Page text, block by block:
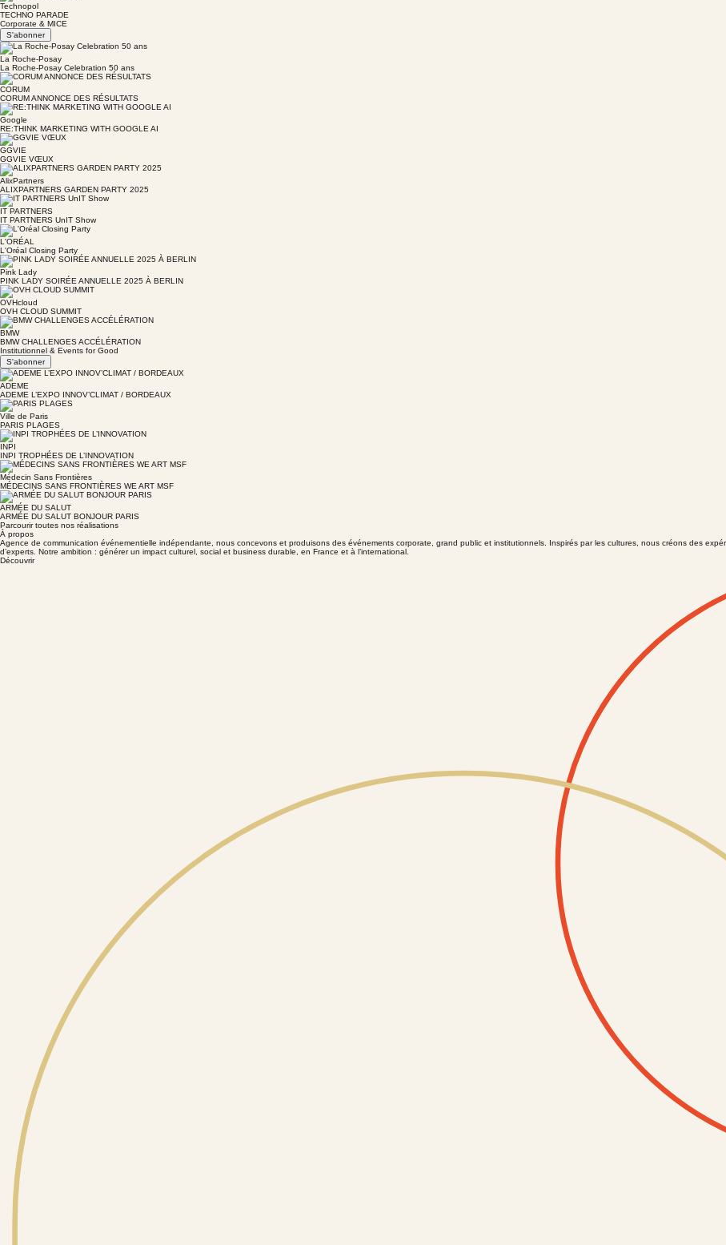
Technopol
TECHNO PARADE
Corporate & MICE
S'abonner
La Roche-Posay
La Roche-Posay Celebration 50 ans
CORUM
CORUM ANNONCE DES RÉSULTATS
Google
RE:THINK MARKETING WITH GOOGLE AI
GGVIE
GGVIE VŒUX
AlixPartners
ALIXPARTNERS GARDEN PARTY 2025
IT PARTNERS
IT PARTNERS UnIT Show
L'ORÉAL
L'Oréal Closing Party
Pink Lady
PINK LADY SOIRÉE ANNUELLE 2025 À BERLIN
OVHcloud
OVH CLOUD SUMMIT
BMW
BMW CHALLENGES ACCÉLÉRATION
Institutionnel & Events for Good
S'abonner
ADEME
ADEME L’EXPO INNOV’CLIMAT / BORDEAUX
Ville de Paris
PARIS PLAGES
INPI
INPI TROPHÉES DE L’INNOVATION
Médecin Sans Frontières
MÉDECINS SANS FRONTIÈRES WE ART MSF
ARMÉE DU SALUT
ARMÉE DU SALUT BONJOUR PARIS
Parcourir toutes nos réalisations
À propos
Agence de communication événementielle indépendante, nous concevons et produisons des événements corporate, grand public et institutionnels. Inspirés par les cultures, nous créons des
d’experts. Notre ambition : générer un impact culturel, social et business durable, en France et à l’international.
Découvrir